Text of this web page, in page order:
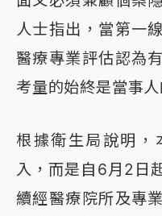
人士指出，當第一
醫療專業評估認為
考量的始終是當事
根據衛生局說明，
入，而是自6月2日
續經醫療院所及專